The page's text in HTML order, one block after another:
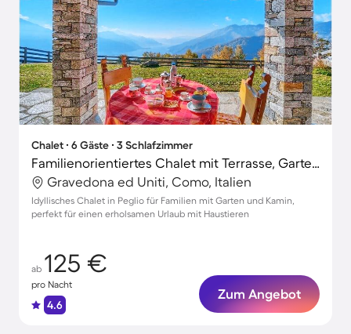
Chalet ∙ 6 Gäste ∙ 3 Schlafzimmer
Familienorientiertes Chalet mit Terrasse, Garten und Grill | Haustiere erlaubt
Gravedona ed Uniti, Como, Italien
Idyllisches Chalet in Peglio für Familien mit Garten und Kamin,
perfekt für einen erholsamen Urlaub mit Haustieren
ab 125 €
pro Nacht
4.6
Zum Angebot